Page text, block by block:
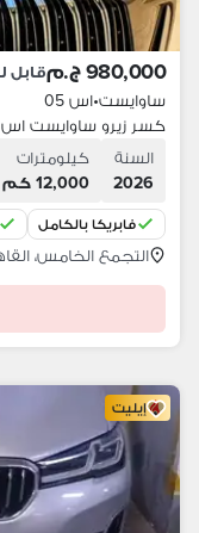
980,000 ج.م قابل
ساوايست•اس 05
كسر زيرو ساوايست اس 05 2026
السنة
2026
كيلومترات
12,000 كم
فابريكا بالكامل
التجمع الخامس،
إيليت